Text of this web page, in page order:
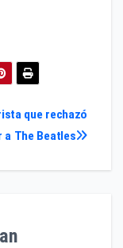
que rechazó
a The Beatles